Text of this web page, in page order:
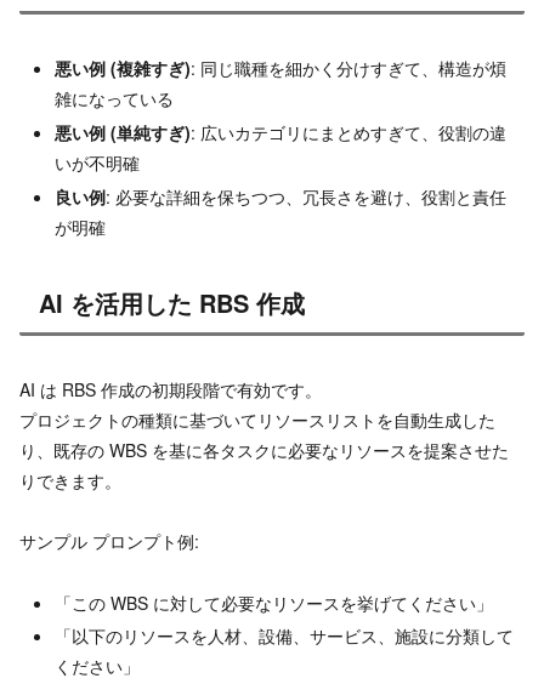
悪い例 (複雑すぎ): 同じ職種を細かく分けすぎて、構造が煩
雑になっている
悪い例 (単純すぎ): 広いカテゴリにまとめすぎて、役割の違
いが不明確
良い例: 必要な詳細を保ちつつ、冗長さを避け、役割と責任
が明確
AI を活用した RBS 作成
AI は RBS 作成の初期段階で有効です。
プロジェクトの種類に基づいてリソースリストを自動生成した
り、既存の WBS を基に各タスクに必要なリソースを提案させた
りできます。
サンプル プロンプト例:
「この WBS に対して必要なリソースを挙げてください」
「以下のリソースを人材、設備、サービス、施設に分類して
ください」